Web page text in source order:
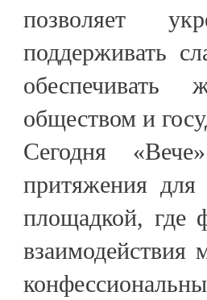
позволяет
поддерживать
обществом и
Сегодня
притяжения для
площадкой, где